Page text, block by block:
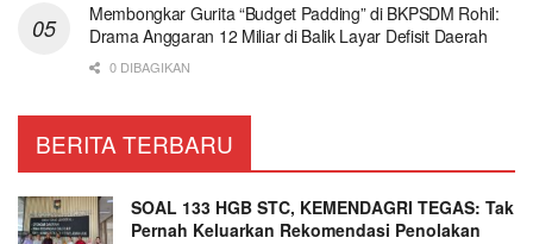
Membongkar Gurita “Budget Padding” di BKPSDM Rohil:
Drama Anggaran 12 Miliar di Balik Layar Defisit Daerah
0 DIBAGIKAN
BERITA TERBARU
SOAL 133 HGB STC, KEMENDAGRI TEGAS: Tak
Pernah Keluarkan Rekomendasi Penolakan